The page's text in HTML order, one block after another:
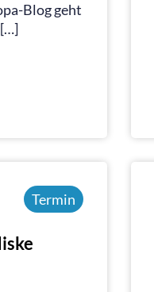
Blog geht
Termin